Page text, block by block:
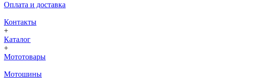
Оплата и доставка
Контакты
+
Каталог
+
Мототовары
Мотошины